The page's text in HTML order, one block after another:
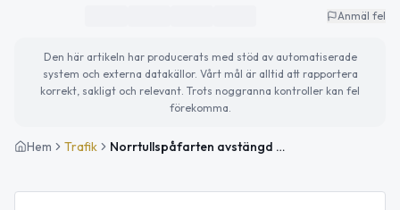
Anmäl fel
Den här artikeln har producerats med stöd av automatiserade
system och externa datakällor. Vårt mål är alltid att rapportera
korrekt, sakligt och relevant. Trots noggranna kontroller kan fel
förekomma.
Hem Trafik Norrtullspåfarten avstängd under tunneltvätt – händelsen avslutad